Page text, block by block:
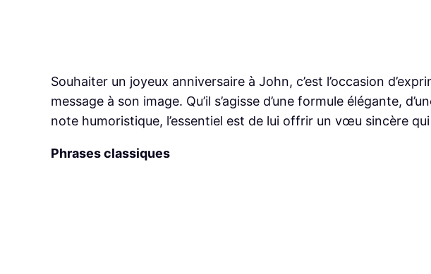
Souhaiter un joyeux anniversaire à John, c’est l’occasion
message à son image. Qu’il s’agisse d’une formule élégante,
note humoristique, l’essentiel est de lui offrir un vœu sincère
Phrases classiques